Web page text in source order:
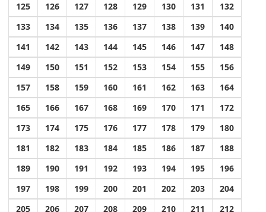
125
126 127 128 129 130 131
132
133
134 135 136 137 138 139
140
141
142 143 144 145 146 147
148
149
150 151 152 153 154 155
156
157
158 159 160 161 162 163
164
165
166 167 168 169 170 171
172
173
174 175 176 177 178 179
180
181
182 183 184 185 186 187
188
189
190 191 192 193 194 195
196
197
198 199 200 201 202 203
204
205
206 207 208 209 210 211
212